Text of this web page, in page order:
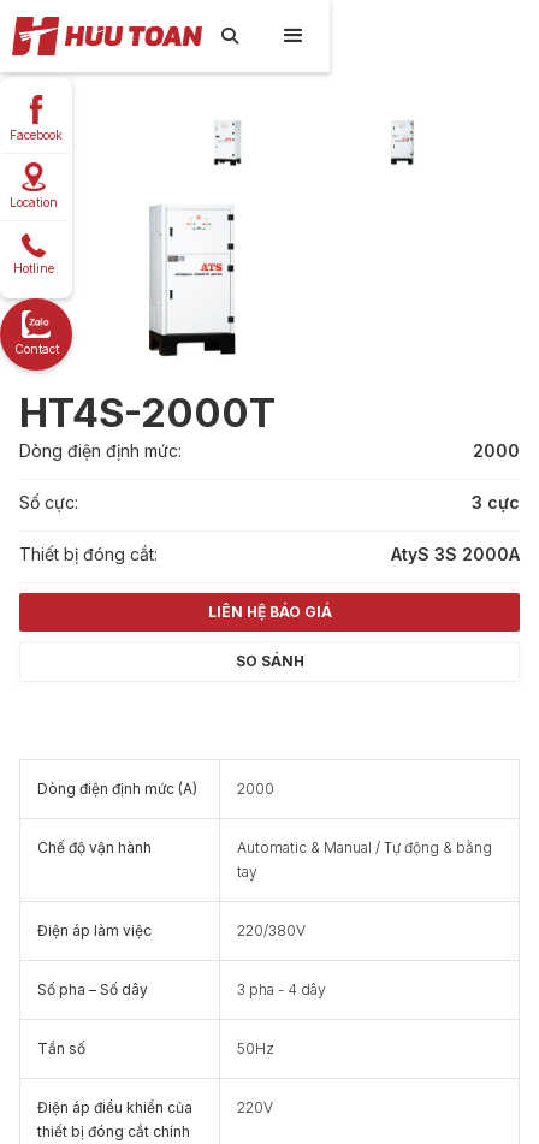

Facebook
Location
Hotline
Contact
HT4S-2000T
Dòng điện định mức: 2000
Số cực: 3 cực
Thiết bị đóng cắt: AtyS 3S 2000A
LIÊN HỆ BÁO GIÁ
SO SÁNH
Dòng điện định mức (A) 2000
Chế độ vận hành
Automatic & Manual / Tự động & bằng
tay
Điện áp làm việc 220/380V
Số pha – Số dây 3 pha - 4 dây
Tần số 50Hz
Điện áp điều khiển của
thiết bị đóng cắt chính
220V